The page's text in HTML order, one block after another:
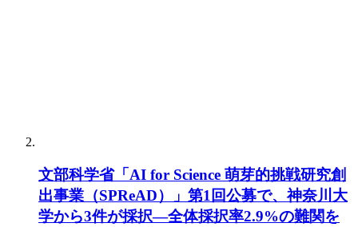
文部科学省「AI for Science 萌芽的挑戦研究創
出事業（SPReAD）」第1回公募で、神奈川大
学から3件が採択―全体採択率2.9%の難関を